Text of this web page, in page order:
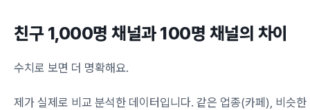
친구 1,000명 채널과 100명 채널의 차이
수치로 보면 더 명확해요.
제가 실제로 비교 분석한 데이터입니다. 같은 업종(카페), 비슷한